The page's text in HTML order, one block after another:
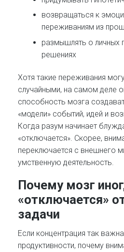
возвращаться к
переживаниям из
размышлять о личных
решениях
Хотя такие переживания
случайными, на самом деле
способность мозга
«модели» событий, идей и
Когда разум начинает
«отключается». Скорее,
переключается с внешнего
умственную деятельность.
Почему мозг
«отключается»
задачи
Если концентрация так
продуктивности, почему